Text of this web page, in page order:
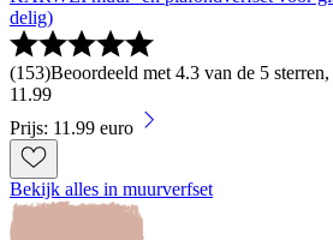
delig)
(153)Beoordeeld met 4.3 van de 5
11 .99
Prijs: 11.99 euro
Bekijk alles in muurverfset